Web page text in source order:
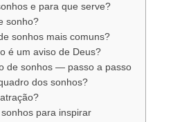
e para que serve?
sonho?
sonhos mais comuns?
é um aviso de Deus?
de sonhos — passo a passo
dos sonhos?
para inspirar